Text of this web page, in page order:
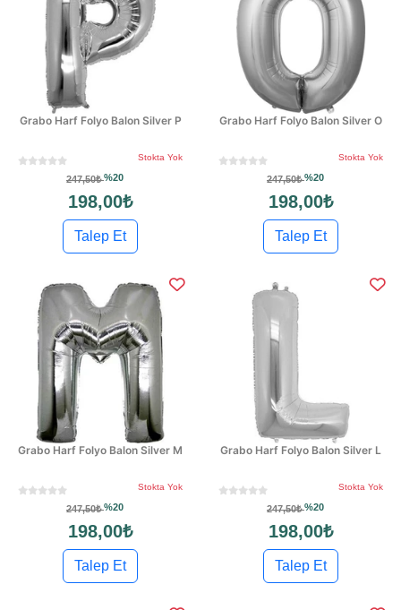
Grabo Harf Folyo Balon Silver P
Stokta Yok
247,50₺%20
198,00₺
Talep Et
Grabo Harf Folyo Balon Silver O
Stokta Yok
247,50₺%20
198,00₺
Talep Et
Grabo Harf Folyo Balon Silver M
Stokta Yok
247,50₺%20
198,00₺
Talep Et
Grabo Harf Folyo Balon Silver L
Stokta Yok
247,50₺%20
198,00₺
Talep Et